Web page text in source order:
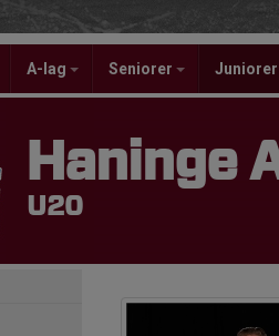
A-lag Seniorer Juniorer
Haninge
U20